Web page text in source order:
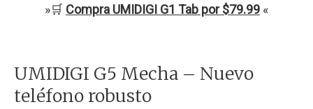
»🛒 Compra UMIDIGI G1 Tab por $79.99 «
UMIDIGI G5 Mecha – Nuevo
teléfono robusto